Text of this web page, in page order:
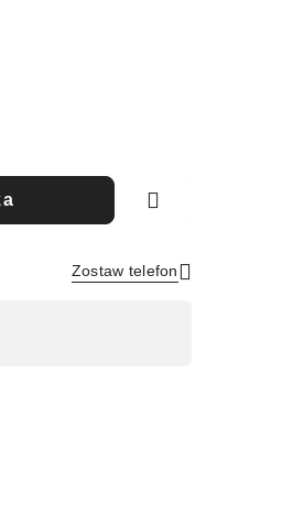
Zostaw telefon